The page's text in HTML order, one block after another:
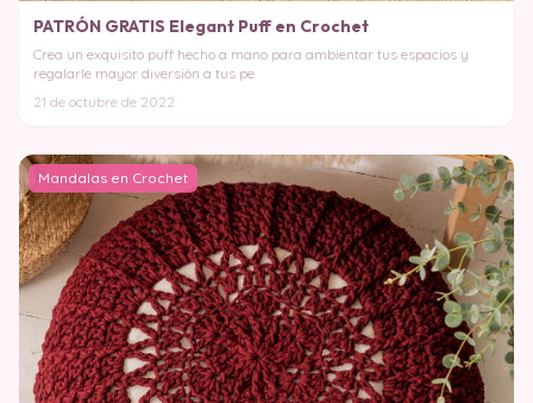
PATRÓN GRATIS Elegant Puff en Crochet
Crea un exquisito puff hecho a mano para ambientar tus espacios y
regalarle mayor diversión a tus pe
21 de octubre de 2022
Mandalas en Crochet